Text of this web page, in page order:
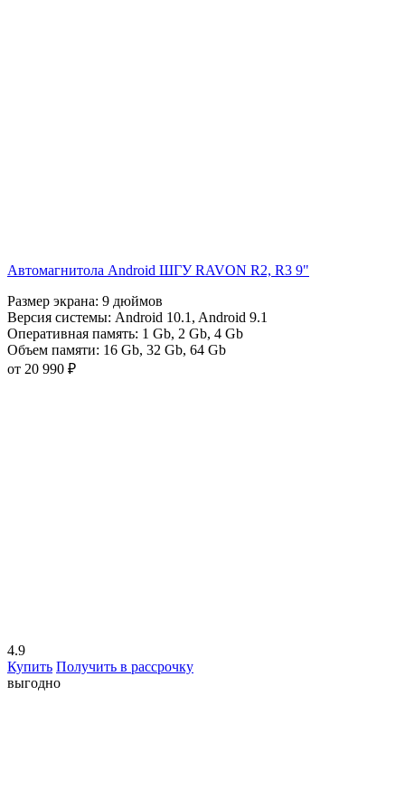
Автомагнитола Android ШГУ RAVON R2, R3 9"
Размер экрана: 9 дюймов
Версия системы: Android 10.1 , Android 9.1
Оперативная память: 1 Gb, 2 Gb, 4 Gb
Объем памяти: 16 Gb, 32 Gb, 64 Gb
от 20 990 ₽
4.9
Купить Получить в рассрочку
выгодно